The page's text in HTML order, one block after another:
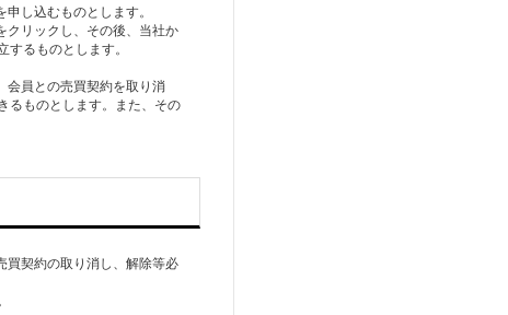
し込むものとします。
クリックし、その後、当社か
るものとします。
会員との売買契約を取り消
るものとします。また、その
契約の取り消し、解除等必